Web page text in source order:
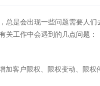
总是会出现一些问题需要人们
关工作中会遇到的几点问题：
加客户限权、限权变动、限权